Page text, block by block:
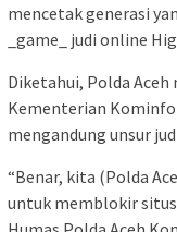
mencetak generasi
_game_ judi online
Diketahui, Polda
Kementerian
mengandung unsur
“Benar, kita (Polda
untuk memblokir situs